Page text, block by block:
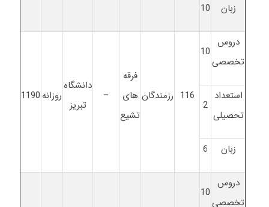
زبان 10
دروس
تخصصی
10
116 رزمندگان
فرقه
های
تشیع
–
دانشگاه
تبریز
روزانه 1190
استعداد
تحصیلی
2
زبان 6
دروس
تخصصی
10